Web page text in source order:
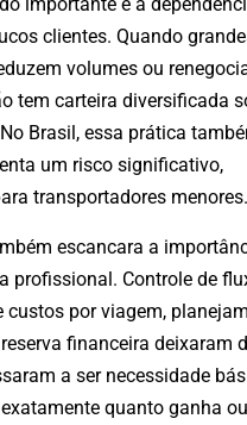
clientes. Quando
volumes ou
tem carteira diversificada
Brasil, essa prática
um risco significativo,
transportadores menores.
escancara a
profissional. Controle de
custos por viagem,
financeira deixaram
a ser necessidade
quanto ganha